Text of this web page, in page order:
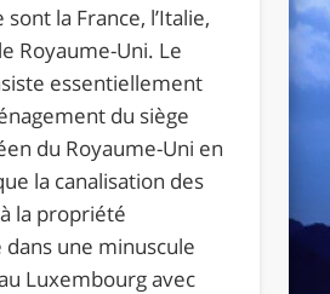
la France, l’Italie,
Royaume-Uni. Le
essentiellement
du siège
du Royaume-Uni en
la canalisation des
la propriété
une minuscule
Luxembourg avec